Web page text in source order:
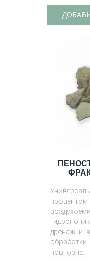
дренаж и
повторно.